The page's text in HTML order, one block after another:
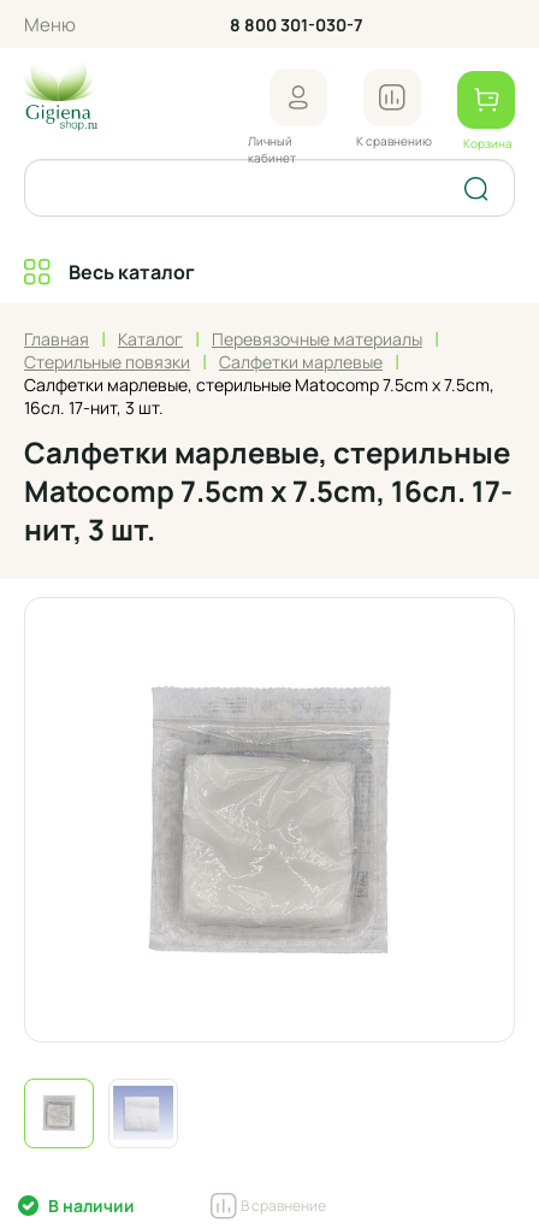
Меню 8 800 301-030-7
Личный
кабинет
К сравнению Корзина
Весь каталог
Главная | Каталог | Перевязочные материалы |
Стерильные повязки | Салфетки марлевые |
Салфетки марлевые, стерильные Matocomp 7.5cm x 7.5cm,
16сл. 17-нит, 3 шт.
Салфетки марлевые, стерильные
Matocomp 7.5cm x 7.5cm, 16сл. 17-
нит, 3 шт.
В наличии В сравнение